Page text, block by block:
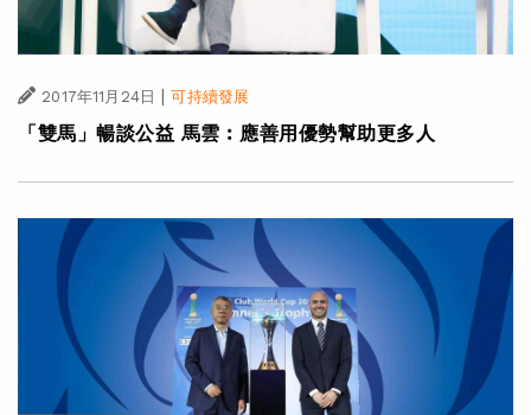
2017年11月24日 | 可持續發展
「雙馬」暢談公益 馬雲︰應善用優勢幫助更多人